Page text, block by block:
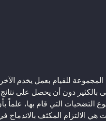
المجموعة للقيام بعمل يخدم
دون أن يحصل على
التي قام بها، علماً
هي الالتزام المكثف